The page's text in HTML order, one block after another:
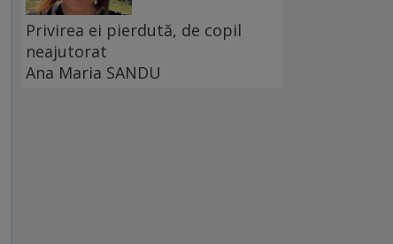
Privirea ei pierdută, de copil
neajutorat
Ana Maria SANDU